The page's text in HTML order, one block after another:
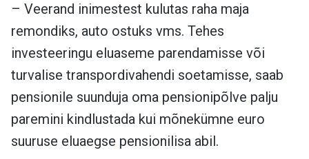
– Veerand inimestest kulutas raha maja
remondiks, auto ostuks vms. Tehes
investeeringu eluaseme parendamisse või
turvalise transpordivahendi soetamisse, saab
pensionile suunduja oma pensionipõlve palju
paremini kindlustada kui mõnekümne euro
suuruse eluaegse pensionilisa abil.